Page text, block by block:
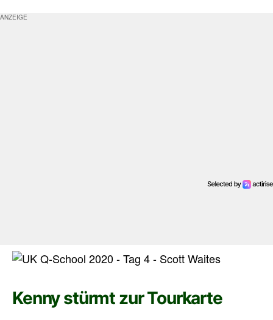
Kenny stürmt zur Tourkarte